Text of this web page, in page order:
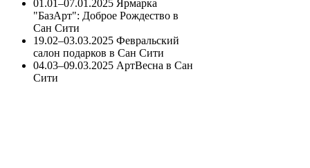
01.01–07.01.2025 Ярмарка
"БазАрт": Доброе Рождество в
Сан Сити
19.02–03.03.2025 Февральский
салон подарков в Сан Сити
04.03–09.03.2025 АртВесна в Сан
Сити